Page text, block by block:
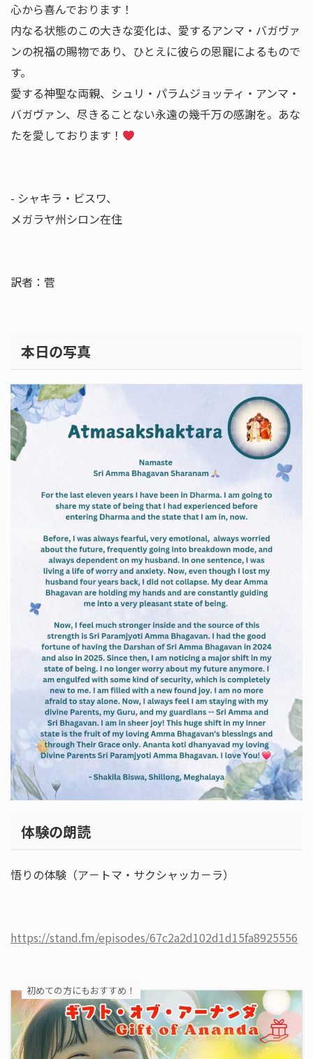
心から喜んでおります！
内なる状態のこの大きな変化は、愛するアンマ・バガヴァ
ンの祝福の賜物であり、ひとえに彼らの恩寵によるもので
す。
愛する神聖な両親、シュリ・パラムジョッティ・アンマ・
バガヴァン、尽きることない永遠の幾千万の感謝を。あな
たを愛しております！
- シャキラ・ビスワ、
メガラヤ州シロン在住
訳者：菅
本日の写真
体験の朗読
悟りの体験（ア－トマ・サクシャッカ－ラ）
https://stand.fm/episodes/67c2a2d102d1d15fa8925556
初めての方にもおすすめ！